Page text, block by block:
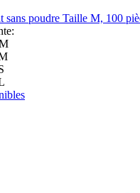
poudre Taille M, 100